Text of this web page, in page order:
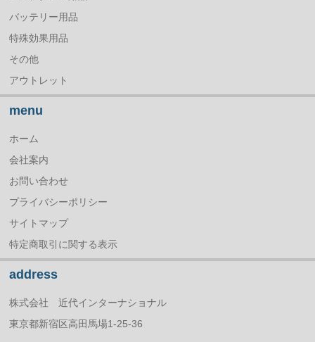
バッテリー用品
特殊効果用品
その他
アウトレット
menu
ホーム
会社案内
お問い合わせ
プライバシーポリシー
サイトマップ
特定商取引に関する表示
address
株式会社 近代インターナショナル
東京都新宿区高田馬場1-25-36